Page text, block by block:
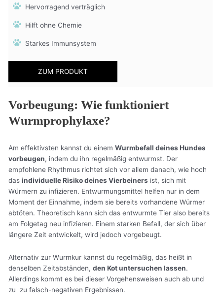
Hervorragend verträglich
Hilft ohne Chemie
Starkes Immunsystem
ZUM PRODUKT
Vorbeugung: Wie funktioniert
Wurmprophylaxe?
Am effektivsten kannst du einemWurmbefall deines Hundes
vorbeugen, indem du ihn regelmäßig entwurmst. Der
empfohlene Rhythmus richtet sich vor allem danach, wie hoch
dasindividuelle Risiko deines Vierbeiners ist, sich mit
Würmern zu infizieren. Entwurmungsmittel helfen nur in dem
Moment der Einnahme, indem sie bereits vorhandene Würmer
abtöten. Theoretisch kann sich das entwurmte Tier also bereits
am Folgetag neu infizieren. Einem starken Befall, der sich über
längere Zeit entwickelt, wird jedoch vorgebeugt.
Alternativ zur Wurmkur kannst du regelmäßig, das heißt in
denselben Zeitabständen,den Kot untersuchen lassen.
Allerdings kommt es bei dieser Vorgehensweisen auch ab und
zu zu falsch-negativen Ergebnissen.